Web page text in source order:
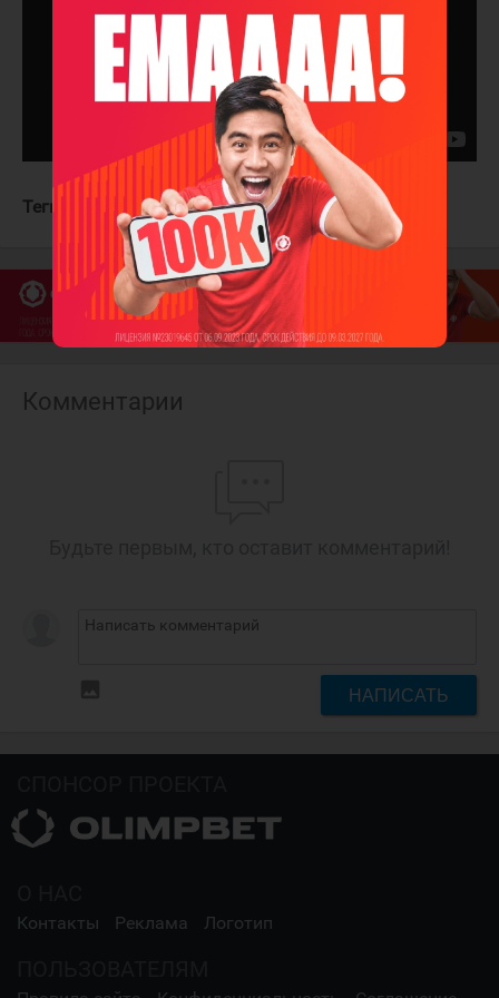
Теги: Анахайм Дакс Нью-Джерси Девилз
Комментарии
НАПИСАТЬ
Контакты Реклама Логотип